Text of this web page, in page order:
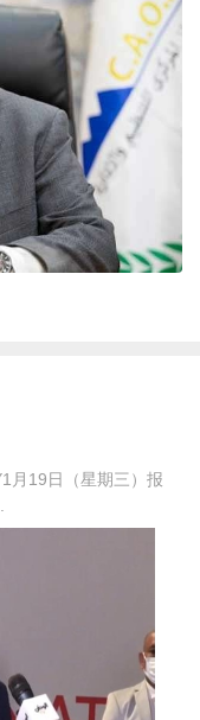
月19日（星期三）报